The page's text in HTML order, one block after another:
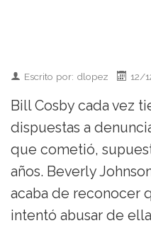
Escrito por: dlopez 12/
Bill Cosby cada vez
dispuestas a
que cometió,
años. Beverly
acaba de reconocer
intentó abusar de